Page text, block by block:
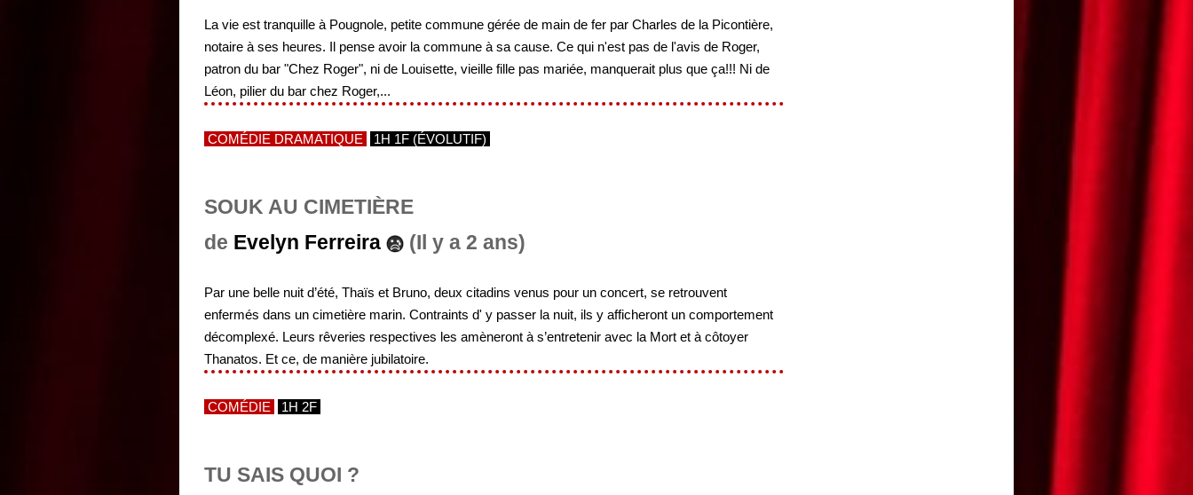
La vie est tranquille à Pougnole, petite commune gérée de main de fer par Charles de la Picontière,
notaire à ses heures. Il pense avoir la commune à sa cause. Ce qui n'est pas de l'avis de Roger,
patron du bar "Chez Roger", ni de Louisette, vieille fille pas mariée, manquerait plus que ça!!! Ni de
Léon, pilier du bar chez Roger,...
COMÉDIE DRAMATIQUE 1H 1F (ÉVOLUTIF)
SOUK AU CIMETIÈRE
de Evelyn Ferreira (Il y a 2 ans)
Par une belle nuit d’été, Thaïs et Bruno, deux citadins venus pour un concert, se retrouvent
enfermés dans un cimetière marin. Contraints d' y passer la nuit, ils y afficheront un comportement
décomplexé. Leurs rêveries respectives les amèneront à s’entretenir avec la Mort et à côtoyer
Thanatos. Et ce, de manière jubilatoire.
COMÉDIE 1H 2F
TU SAIS QUOI ?